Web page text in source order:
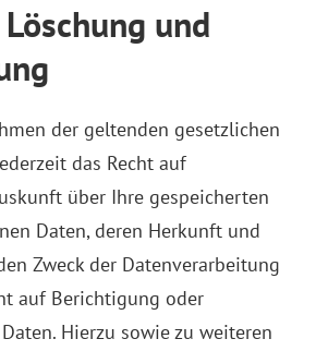
und
der geltenden gesetzlichen
das Recht auf
über Ihre gespeicherten
Daten, deren Herkunft und
Zweck der Datenverarbeitung
auf Berichtigung oder
Hierzu sowie zu weiteren